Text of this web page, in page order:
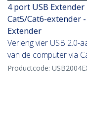
4 port USB
Cat5/Cat6-extender
Extender
Verleng vier USB 2.0-
van de computer via
Productcode: